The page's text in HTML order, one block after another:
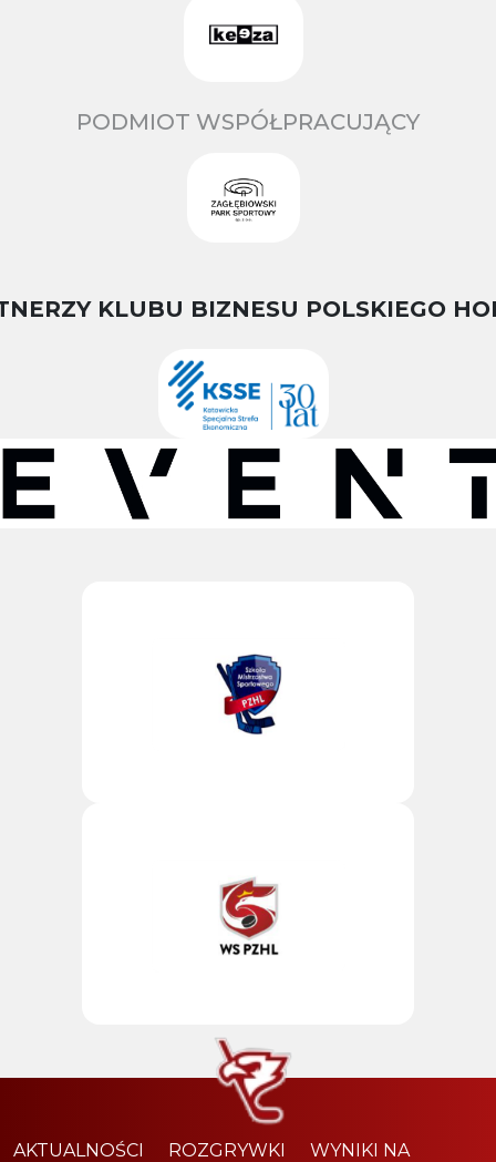
PODMIOT WSPÓŁPRACUJĄCY
KLUBU BIZNESU POLSKIEGO
AKTUALNOŚCI ROZGRYWKI WYNIKI NA